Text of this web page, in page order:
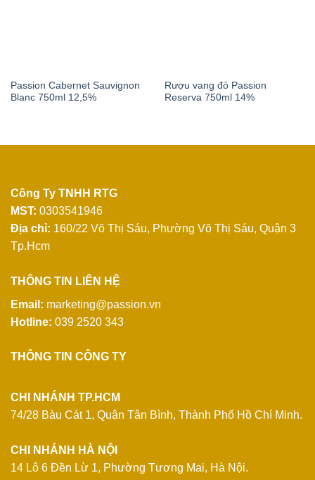
Passion Cabernet Sauvignon
Blanc 750ml 12,5%
Rượu vang đỏ Passion
Reserva 750ml 14%
Công Ty TNHH RTG
MST: 0303541946
Địa chỉ: 160/22 Võ Thị Sáu, Phường Võ Thị Sáu, Quận 3
Tp.Hcm
THÔNG TIN LIÊN HỆ
Email: marketing@passion.vn
Hotline: 039 2520 343
THÔNG TIN CÔNG TY
CHI NHÁNH TP.HCM
74/28 Bàu Cát 1, Quận Tân Bình, Thành Phố Hồ Chí Minh.
CHI NHÁNH HÀ NỘI
14 Lô 6 Đền Lừ 1, Phường Tương Mai, Hà Nội.